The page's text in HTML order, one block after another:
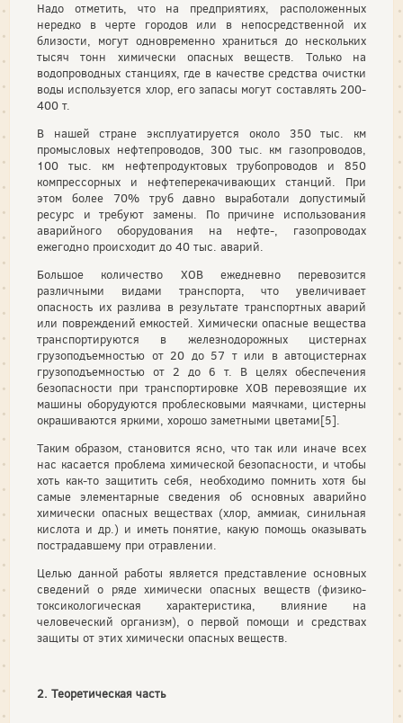
Надо отметить, что на предприятиях, расположенных
нередко в черте городов или в непосредственной их
близости, могут одновременно храниться до нескольких
тысяч тонн химически опасных веществ. Только на
водопроводных станциях, где в качестве средства очистки
воды используется хлор, его запасы могут составлять 200-
400 т.
В нашей стране эксплуатируется около 350 тыс. км
промысловых нефтепроводов, 300 тыс. км газопроводов,
100 тыс. км нефтепродуктовых трубопроводов и 850
компрессорных и нефтеперекачивающих станций. При
этом более 70% труб давно выработали допустимый
ресурс и требуют замены. По причине использования
аварийного оборудования на нефте-, газопроводах
ежегодно происходит до 40 тыс. аварий.
Большое количество ХОВ ежедневно перевозится
различными видами транспорта, что увеличивает
опасность их разлива в результате транспортных аварий
или повреждений емкостей. Химически опасные вещества
транспортируются в железнодорожных цистернах
грузоподъемностью от 20 до 57 т или в автоцистернах
грузоподъемностью от 2 до 6 т. В целях обеспечения
безопасности при транспортировке ХОВ перевозящие их
машины оборудуются проблесковыми маячками, цистерны
окрашиваются яркими, хорошо заметными цветами[5].
Таким образом, становится ясно, что так или иначе всех
нас касается проблема химической безопасности, и чтобы
хоть как-то защитить себя, необходимо помнить хотя бы
самые элементарные сведения об основных аварийно
химически опасных веществах (хлор, аммиак, синильная
кислота и др.) и иметь понятие, какую помощь оказывать
пострадавшему при отравлении.
Целью данной работы является представление основных
сведений о ряде химически опасных веществ (физико-
токсикологическая характеристика, влияние на
человеческий организм), о первой помощи и средствах
защиты от этих химически опасных веществ.
2. Теоретическая часть